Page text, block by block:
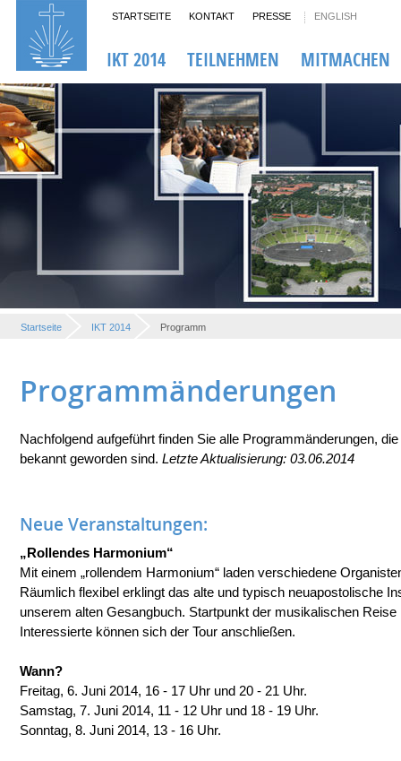
STARTSEITE KONTAKT PRESSE ENGLISH
IKT 2014 TEILNEHMEN MITMACHEN
Startseite IKT 2014 Programm
Programmänderungen
Nachfolgend aufgeführt finden Sie alle Programmänderungen,
bekannt geworden sind. Letzte Aktualisierung: 03.06.2014
Neue Veranstaltungen:
„Rollendes Harmonium“
Mit einem „rollendem Harmonium“ laden verschiedene
Räumlich flexibel erklingt das alte und typisch neuapostolische
unserem alten Gesangbuch. Startpunkt der musikalischen
Interessierte können sich der Tour anschließen.
Wann?
Freitag, 6. Juni 2014, 16 - 17 Uhr und 20 - 21 Uhr.
Samstag, 7. Juni 2014, 11 - 12 Uhr und 18 - 19 Uhr.
Sonntag, 8. Juni 2014, 13 - 16 Uhr.